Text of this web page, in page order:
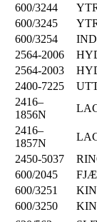
600/3244
600/3245
600/3254
2564-2006
2564-2003
2400-7225
2416–
1856N
2416–
1857N
2450-5037
600/2045
600/3251
600/3250